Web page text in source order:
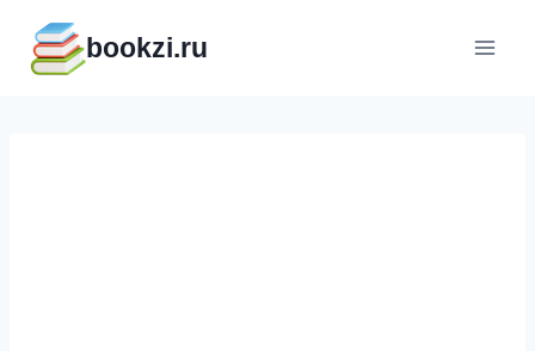
содержимому
bookzi.ru